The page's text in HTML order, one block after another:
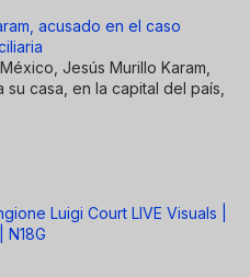
acusado en el caso
Jesús Murillo Karam,
casa, en la capital del país,
Luigi Court LIVE Visuals |
N18G